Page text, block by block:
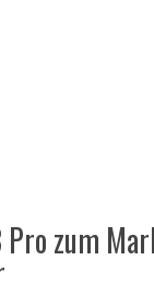
Pro zum